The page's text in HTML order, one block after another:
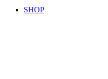
SHOP